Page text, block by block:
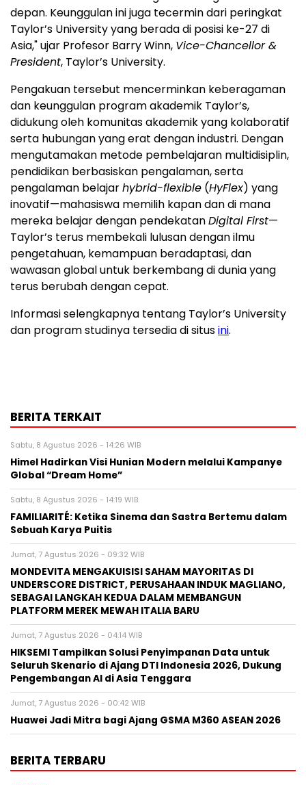
depan. Keunggulan ini juga tecermin dari peringkat
Taylor’s University yang berada di posisi ke-27 di
Asia," ujar Profesor Barry Winn, Vice-Chancellor &
President, Taylor’s University.
Pengakuan tersebut mencerminkan keberagaman
dan keunggulan program akademik Taylor’s,
didukung oleh komunitas akademik yang kolaboratif
serta hubungan yang erat dengan industri. Dengan
mengutamakan metode pembelajaran multidisiplin,
pendidikan berbasiskan pengalaman, serta
pengalaman belajarhybrid-flexible (HyFlex) yang
inovatif—mahasiswa memilih kapan dan di mana
mereka belajar dengan pendekatanDigital First—
Taylor’s terus membekali lulusan dengan ilmu
pengetahuan, kemampuan beradaptasi, dan
wawasan global untuk berkembang di dunia yang
terus berubah dengan cepat.
Informasi selengkapnya tentang Taylor’s University
dan program studinya tersedia di situsini.
BERITA TERKAIT
Sabtu, 8 Agustus 2026 - 14:26 WIB
Himel Hadirkan Visi Hunian Modern melalui Kampanye
Global “Dream Home”
Sabtu, 8 Agustus 2026 - 14:19 WIB
FAMILIARITÉ: Ketika Sinema dan Sastra Bertemu dalam
Sebuah Karya Puitis
Jumat, 7 Agustus 2026 - 09:32 WIB
MONDEVITA MENGAKUISISI SAHAM MAYORITAS DI
UNDERSCORE DISTRICT, PERUSAHAAN INDUK MAGLIANO,
SEBAGAI LANGKAH KEDUA DALAM MEMBANGUN
PLATFORM MEREK MEWAH ITALIA BARU
Jumat, 7 Agustus 2026 - 04:14 WIB
HIKSEMI Tampilkan Solusi Penyimpanan Data untuk
Seluruh Skenario di Ajang DTI Indonesia 2026, Dukung
Pengembangan AI di Asia Tenggara
Jumat, 7 Agustus 2026 - 00:42 WIB
Huawei Jadi Mitra bagi Ajang GSMA M360 ASEAN 2026
BERITA TERBARU